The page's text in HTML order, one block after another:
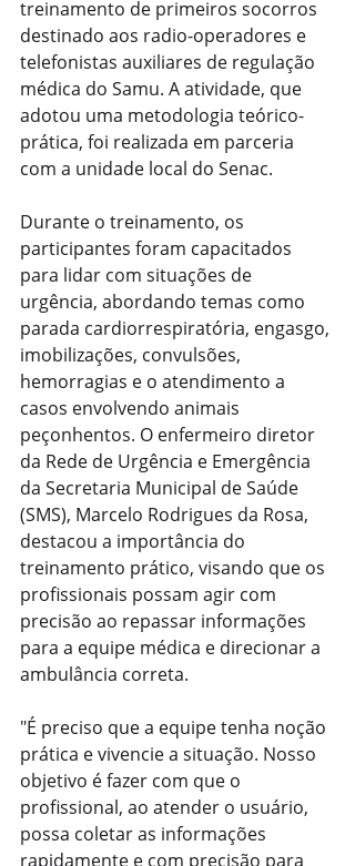
treinamento de primeiros socorros
destinado aos radio-operadores e
telefonistas auxiliares de regulação
médica do Samu. A atividade, que
adotou uma metodologia teórico-
prática, foi realizada em parceria
com a unidade local do Senac.
Durante o treinamento, os
participantes foram capacitados
para lidar com situações de
urgência, abordando temas como
parada cardiorrespiratória, engasgo,
imobilizações, convulsões,
hemorragias e o atendimento a
casos envolvendo animais
peçonhentos. O enfermeiro diretor
da Rede de Urgência e Emergência
da Secretaria Municipal de Saúde
(SMS), Marcelo Rodrigues da Rosa,
destacou a importância do
treinamento prático, visando que os
profissionais possam agir com
precisão ao repassar informações
para a equipe médica e direcionar a
ambulância correta.
"É preciso que a equipe tenha noção
prática e vivencie a situação. Nosso
objetivo é fazer com que o
profissional, ao atender o usuário,
possa coletar as informações
rapidamente e com precisão para